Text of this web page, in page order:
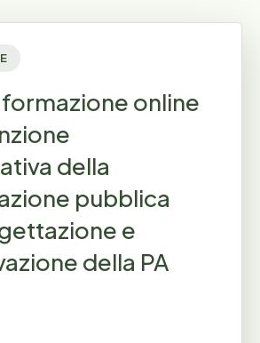
online
della
pubblica
e
della PA